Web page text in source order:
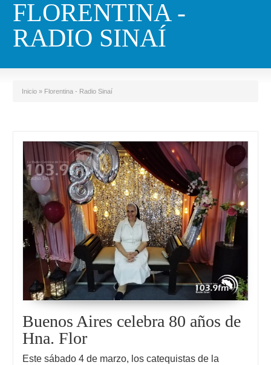
FLORENTINA -
RADIO SINAÍ
Inicio » Florentina - Radio Sinaí
Buenos Aires celebra 80 años de
Hna. Flor
Este sábado 4 de marzo, los catequistas de la